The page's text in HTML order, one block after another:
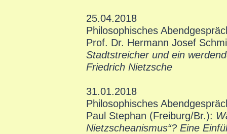
25.04.2018
Philosophisches
Prof. Dr. Hermann Josef
Stadtstreicher und ein
Friedrich Nietzsche
31.01.2018
Philosophisches
Paul Stephan (Freiburg/Br.):
Nietzscheanismus“? Eine